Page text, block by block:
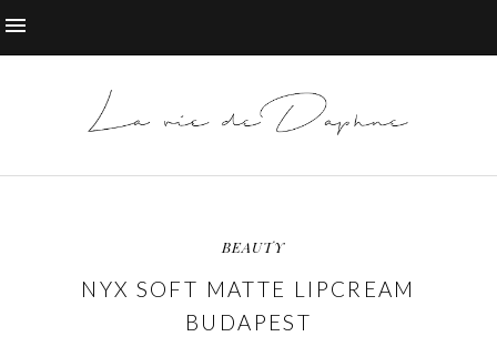
BEAUTY
NYX SOFT MATTE LIPCREAM
BUDAPEST